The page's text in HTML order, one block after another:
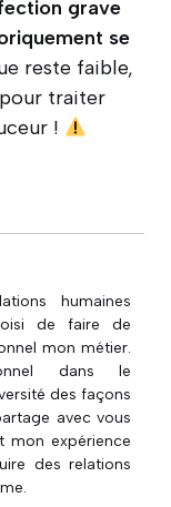
grave
se
reste faible,
traiter
!
humaines
de faire de
mon métier.
dans le
des façons
avec vous
mon expérience
des relations